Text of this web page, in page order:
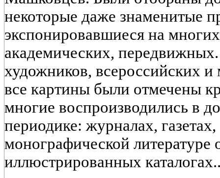
некоторые даже знаменитые
экспонировавшиеся на
академических,
художников, всероссийских
все картины были отмечены
многие воспроизводились в
периодике: журналах,
монографической литературе
иллюстрированных